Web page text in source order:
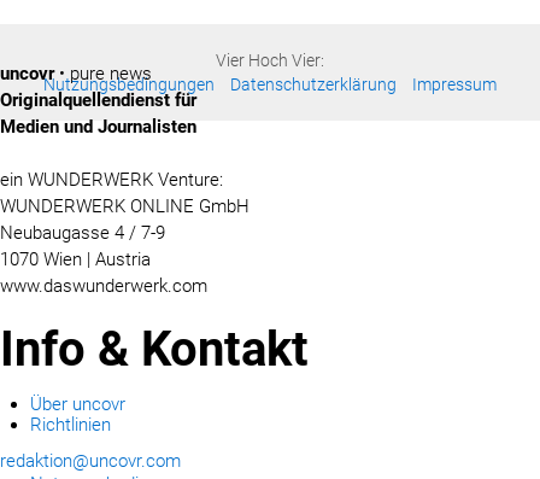
Vier Hoch Vier:
Nutzungsbedingungen
Datenschutzerklärung Impressum
uncovr• pure news
Originalquellendienst für
Medien und Journalisten
ein WUNDERWERK Venture:
WUNDERWERK ONLINE GmbH
Neubaugasse 4 / 7-9
1070 Wien | Austria
www.daswunderwerk.com
Info & Kontakt
Über uncovr
Richtlinien
redaktion@uncovr.com